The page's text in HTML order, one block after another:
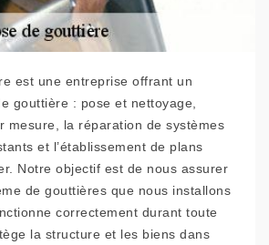
est une entreprise offrant un
gouttière : pose et nettoyage,
mesure, la réparation de systèmes
et l’établissement de plans
Notre objectif est de nous assurer
de gouttières que nous installons
correctement durant toute
la structure et les biens dans